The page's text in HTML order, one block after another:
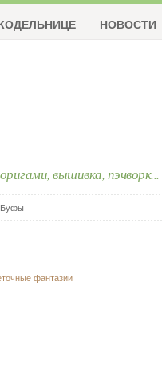
вышивка, пэчворк...
НОВОСТИ
фантазии